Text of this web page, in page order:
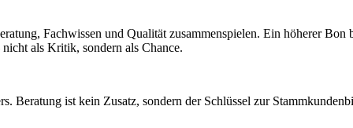
Fachwissen und Qualität zusammenspielen. Ein höherer Bon
als Kritik, sondern als Chance.
ist kein Zusatz, sondern der Schlüssel zur